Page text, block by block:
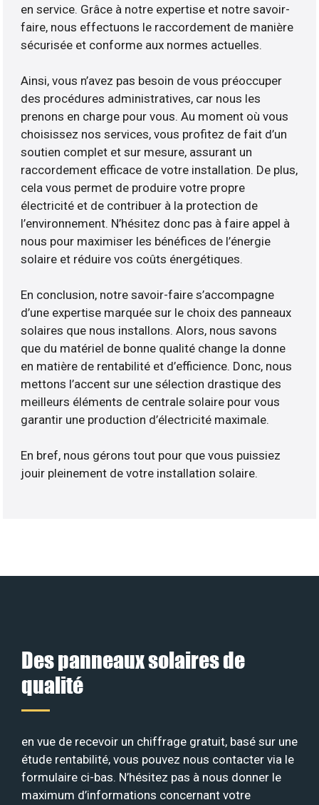
en service. Grâce à notre expertise et notre savoir-
faire, nous effectuons le raccordement de manière
sécurisée et conforme aux normes actuelles.
Ainsi, vous n’avez pas besoin de vous préoccuper
des procédures administratives, car nous les
prenons en charge pour vous. Au moment où vous
choisissez nos services, vous profitez de fait d’un
soutien complet et sur mesure, assurant un
raccordement efficace de votre installation. De plus,
cela vous permet de produire votre propre
électricité et de contribuer à la protection de
l’environnement. N’hésitez donc pas à faire appel à
nous pour maximiser les bénéfices de l’énergie
solaire et réduire vos coûts énergétiques.
En conclusion, notre savoir-faire s’accompagne
d’une expertise marquée sur le choix des panneaux
solaires que nous installons. Alors, nous savons
que du matériel de bonne qualité change la donne
en matière de rentabilité et d’efficience. Donc, nous
mettons l’accent sur une sélection drastique des
meilleurs éléments de centrale solaire pour vous
garantir une production d’électricité maximale.
En bref, nous gérons tout pour que vous puissiez
jouir pleinement de votre installation solaire.
Des panneaux solaires de
qualité
en vue de recevoir un chiffrage gratuit, basé sur une
étude rentabilité, vous pouvez nous contacter via le
formulaire ci-bas. N’hésitez pas à nous donner le
maximum d’informations concernant votre